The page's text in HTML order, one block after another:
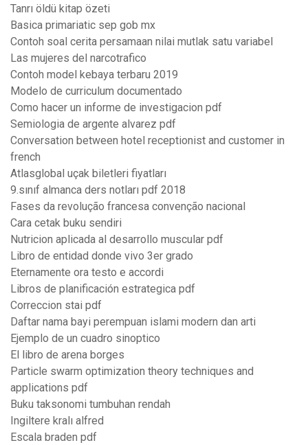
Tanrı öldü kitap özeti
Basica primariatic sep gob mx
Contoh soal cerita persamaan nilai mutlak satu variabel
Las mujeres del narcotrafico
Contoh model kebaya terbaru 2019
Modelo de curriculum documentado
Como hacer un informe de investigacion pdf
Semiologia de argente alvarez pdf
Conversation between hotel receptionist and customer in
french
Atlasglobal uçak biletleri fiyatları
9.sınıf almanca ders notları pdf 2018
Fases da revolução francesa convenção nacional
Cara cetak buku sendiri
Nutricion aplicada al desarrollo muscular pdf
Libro de entidad donde vivo 3er grado
Eternamente ora testo e accordi
Libros de planificación estrategica pdf
Correccion stai pdf
Daftar nama bayi perempuan islami modern dan arti
Ejemplo de un cuadro sinoptico
El libro de arena borges
Particle swarm optimization theory techniques and
applications pdf
Buku taksonomi tumbuhan rendah
Ingiltere kralı alfred
Escala braden pdf